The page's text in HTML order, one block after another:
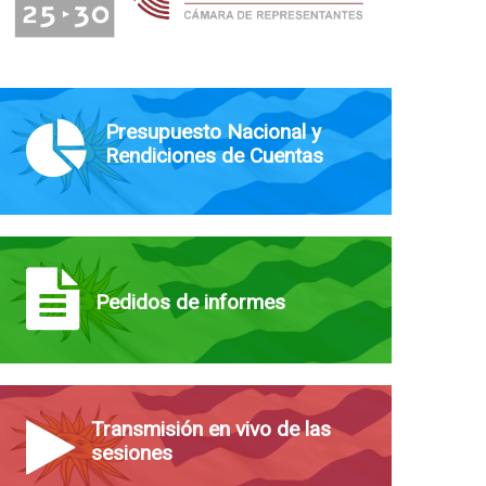
Presupuesto Nacional y
Rendiciones de Cuentas
Pedidos de informes
Transmisión en vivo de las
sesiones